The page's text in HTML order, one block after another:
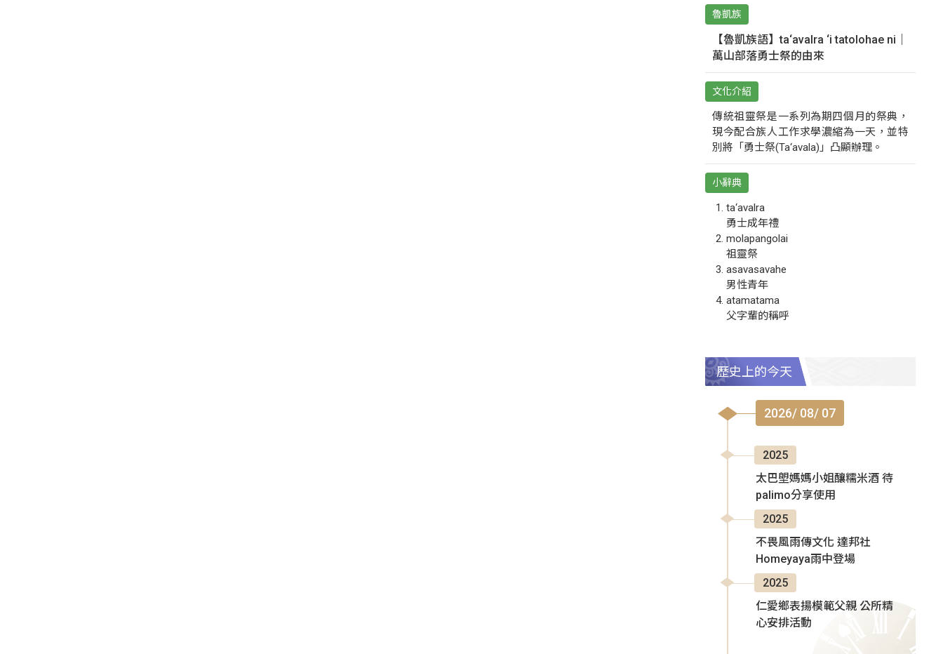
魯凱族
【魯凱族語】ta‘avalra ‘i tatolohae ni｜
萬山部落勇士祭的由來
文化介紹
傳統祖靈祭是一系列為期四個月的祭典，
現今配合族人工作求學濃縮為一天，並特
別將「勇士祭(Ta‘avala)」凸顯辦理。
小辭典
ta‘avalra
勇士成年禮
molapangolai
祖靈祭
asavasavahe
男性青年
atamatama
父字輩的稱呼
歷史上的今天
2026/ 08/ 07
2025
太巴塱媽媽小姐釀糯米酒 待
palimo分享使用
2025
不畏風雨傳文化 達邦社
Homeyaya雨中登場
2025
仁愛鄉表揚模範父親 公所精
心安排活動